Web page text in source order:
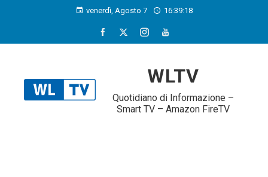
venerdì, Agosto 7 16:39:19
WLTV
Quotidiano di Informazione –
Smart TV – Amazon FireTV